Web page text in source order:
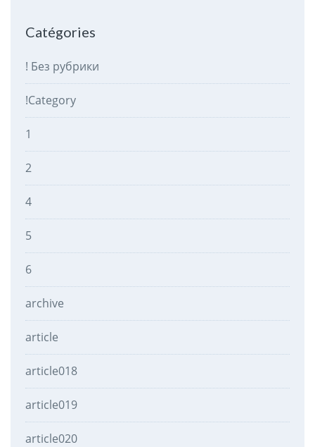
Catégories
! Без рубрики
!Category
1
2
4
5
6
archive
article
article018
article019
article020